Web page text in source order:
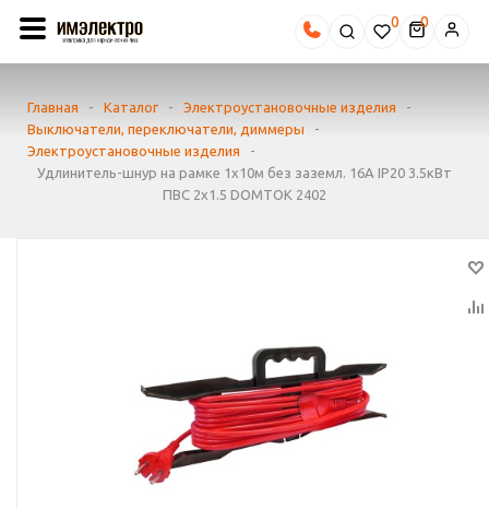
0
Главная - Каталог - Электроустановочные изделия
-
Выключатели, переключатели, диммеры
-
Электроустановочные изделия
-
Удлинитель-шнур на рамке 1х10м без заземл. 16А IP20 3.5кВт
ПВС 2х1.5 DOMTOK 2402